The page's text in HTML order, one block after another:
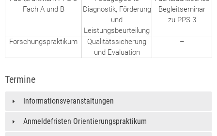
Fach A und B
Diagnostik, Förderung
und
Leistungsbeurteilung
Begleitseminar
zu PPS 3
Forschungspraktikum
Qualitätssicherung
und Evaluation
–
Termine
Informationsveranstaltungen
Anmeldefristen Orientierungspraktikum